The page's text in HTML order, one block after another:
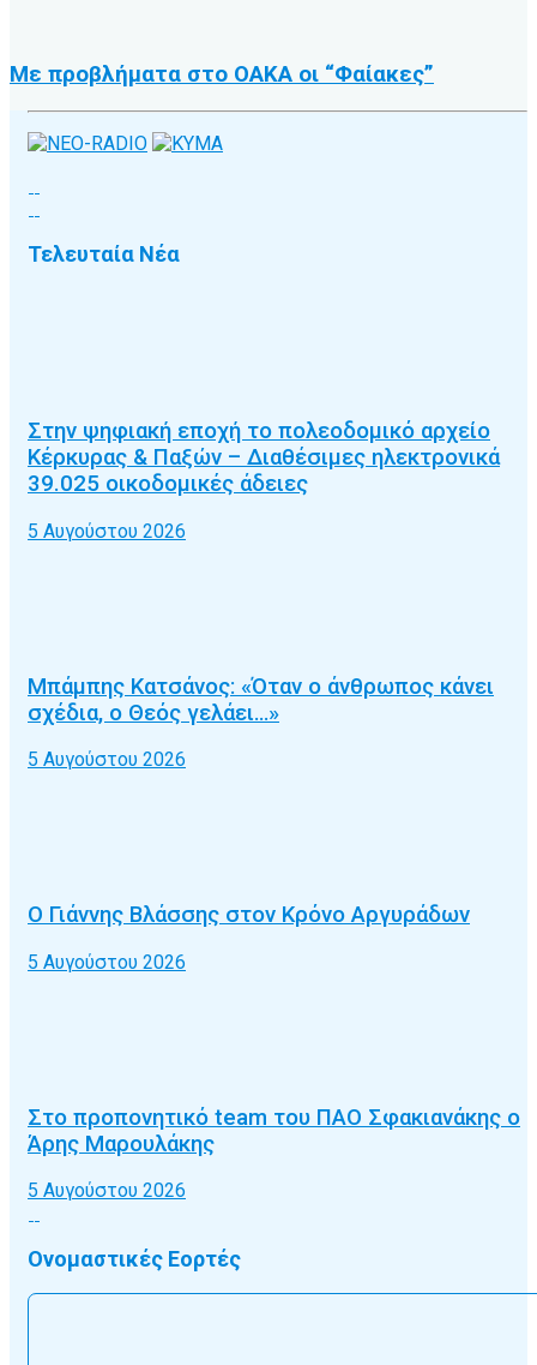
Με προβλήματα στο ΟΑΚΑ οι “Φαίακες”
Τελευταία Νέα
Στην ψηφιακή εποχή το πολεοδομικό αρχείο
Κέρκυρας & Παξών – Διαθέσιμες ηλεκτρονικά
39.025 οικοδομικές άδειες
5 Αυγούστου 2026
Μπάμπης Κατσάνος: «Όταν ο άνθρωπος κάνει
σχέδια, ο Θεός γελάει…»
5 Αυγούστου 2026
Ο Γιάννης Βλάσσης στον Κρόνο Αργυράδων
5 Αυγούστου 2026
Στο προπονητικό team του ΠΑΟ Σφακιανάκης ο
Άρης Μαρουλάκης
5 Αυγούστου 2026
Ονομαστικές Εορτές